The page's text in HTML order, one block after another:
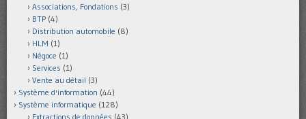
Associations, Fondations (3)
BTP (4)
Distribution automobile (8)
HLM (1)
Négoce (1)
Services (1)
Vente au détail (3)
Système d'information (44)
Système informatique (128)
Extractions de données (43)